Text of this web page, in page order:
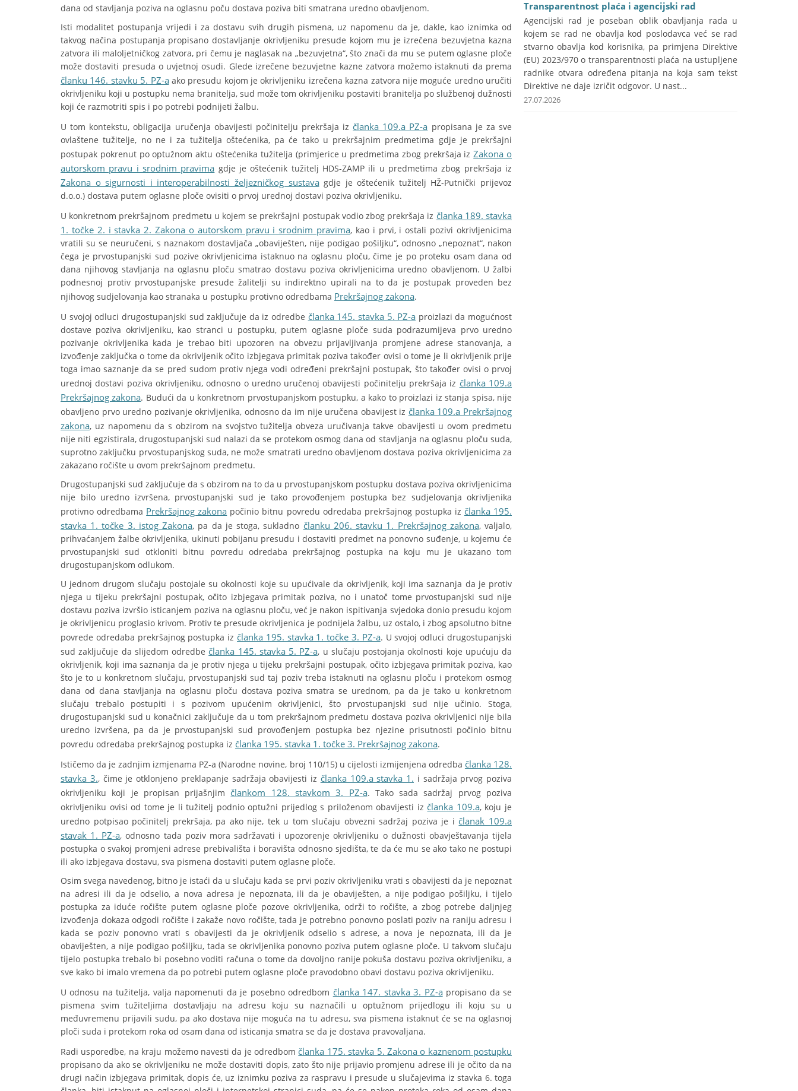
dana od stavljanja poziva na oglasnu poču dostava poziva biti smatrana uredno obavljenom.
Isti modalitet postupanja vrijedi i za dostavu svih drugih pismena, uz napomenu da je, dakle, kao iznimka od
takvog načina postupanja propisano dostavljanje okrivljeniku presude kojom mu je izrečena bezuvjetna kazna
zatvora ili maloljetničkog zatvora, pri čemu je naglasak na „bezuvjetna“, što znači da mu se putem oglasne ploče
može dostaviti presuda o uvjetnoj osudi. Glede izrečene bezuvjetne kazne zatvora možemo istaknuti da prema
članku 146. stavku 5. PZ-aako presudu kojom je okrivljeniku izrečena kazna zatvora nije moguće uredno uručiti
okrivljeniku koji u postupku nema branitelja, sud može tom okrivljeniku postaviti branitelja po službenoj dužnosti
koji će razmotriti spis i po potrebi podnijeti žalbu.
U tom kontekstu, obligacija uručenja obavijesti počinitelju prekršaja iz članka 109.a PZ-a propisana je za sve
ovlaštene tužitelje, no ne i za tužitelja oštećenika, pa će tako u prekršajnim predmetima gdje je prekršajni
postupak pokrenut po optužnom aktu oštećenika tužitelja (primjerice u predmetima zbog prekršaja izZakona o
autorskom pravu i srodnim pravima gdje je oštećenik tužitelj HDS-ZAMP ili u predmetima zbog prekršaja iz
Zakona o sigurnosti i interoperabilnosti željezničkog sustavagdje je oštećenik tužitelj HŽ-Putnički prijevoz
d.o.o.) dostava putem oglasne ploče ovisiti o prvoj urednoj dostavi poziva okrivljeniku.
U konkretnom prekršajnom predmetu u kojem se prekršajni postupak vodio zbog prekršaja iz članka 189. stavka
1. točke 2. i stavka 2. Zakona o autorskom pravu i srodnim pravima, kao i prvi, i ostali pozivi okrivljenicima
vratili su se neuručeni, s naznakom dostavljača „obaviješten, nije podigao pošiljku“, odnosno „nepoznat“, nakon
čega je prvostupanjski sud pozive okrivljenicima istaknuo na oglasnu ploču, čime je po proteku osam dana od
dana njihovog stavljanja na oglasnu ploču smatrao dostavu poziva okrivljenicima uredno obavljenom. U žalbi
podnesnoj protiv prvostupanjske presude žalitelji su indirektno upirali na to da je postupak proveden bez
njihovog sudjelovanja kao stranaka u postupku protivno odredbama Prekršajnog zakona.
U svojoj odluci drugostupanjski sud zaključuje da iz odredbe članka 145. stavka 5. PZ-a proizlazi da mogućnost
dostave poziva okrivljeniku, kao stranci u postupku, putem oglasne ploče suda podrazumijeva prvo uredno
pozivanje okrivljenika kada je trebao biti upozoren na obvezu prijavljivanja promjene adrese stanovanja, a
izvođenje zaključka o tome da okrivljenik očito izbjegava primitak poziva također ovisi o tome je li okrivljenik prije
toga imao saznanje da se pred sudom protiv njega vodi određeni prekršajni postupak, što također ovisi o prvoj
urednoj dostavi poziva okrivljeniku, odnosno o uredno uručenoj obavijesti počinitelju prekršaja iz članka 109.a
Prekršajnog zakona. Budući da u konkretnom prvostupanjskom postupku, a kako to proizlazi iz stanja spisa, nije
obavljeno prvo uredno pozivanje okrivljenika, odnosno da im nije uručena obavijest iz članka 109.a Prekršajnog
zakona, uz napomenu da s obzirom na svojstvo tužitelja obveza uručivanja takve obavijesti u ovom predmetu
nije niti egzistirala, drugostupanjski sud nalazi da se protekom osmog dana od stavljanja na oglasnu ploču suda,
suprotno zaključku prvostupanjskog suda, ne može smatrati uredno obavljenom dostava poziva okrivljenicima za
zakazano ročište u ovom prekršajnom predmetu.
Drugostupanjski sud zaključuje da s obzirom na to da u prvostupanjskom postupku dostava poziva okrivljenicima
nije bilo uredno izvršena, prvostupanjski sud je tako provođenjem postupka bez sudjelovanja okrivljenika
protivno odredbama Prekršajnog zakona počinio bitnu povredu odredaba prekršajnog postupka iz članka 195.
stavka 1. točke 3. istog Zakona, pa da je stoga, sukladno članku 206. stavku 1. Prekršajnog zakona, valjalo,
prihvaćanjem žalbe okrivljenika, ukinuti pobijanu presudu i dostaviti predmet na ponovno suđenje, u kojemu će
prvostupanjski sud otkloniti bitnu povredu odredaba prekršajnog postupka na koju mu je ukazano tom
drugostupanjskom odlukom.
U jednom drugom slučaju postojale su okolnosti koje su upućivale da okrivljenik, koji ima saznanja da je protiv
njega u tijeku prekršajni postupak, očito izbjegava primitak poziva, no i unatoč tome prvostupanjski sud nije
dostavu poziva izvršio isticanjem poziva na oglasnu ploču, već je nakon ispitivanja svjedoka donio presudu kojom
je okrivljenicu proglasio krivom. Protiv te presude okrivljenica je podnijela žalbu, uz ostalo, i zbog apsolutno bitne
povrede odredaba prekršajnog postupka iz članka 195. stavka 1. točke 3. PZ-a. U svojoj odluci drugostupanjski
sud zaključuje da slijedom odredbe članka 145. stavka 5. PZ-a, u slučaju postojanja okolnosti koje upućuju da
okrivljenik, koji ima saznanja da je protiv njega u tijeku prekršajni postupak, očito izbjegava primitak poziva, kao
što je to u konkretnom slučaju, prvostupanjski sud taj poziv treba istaknuti na oglasnu ploču i protekom osmog
dana od dana stavljanja na oglasnu ploču dostava poziva smatra se urednom, pa da je tako u konkretnom
slučaju trebalo postupiti i s pozivom upućenim okrivljenici, što prvostupanjski sud nije učinio. Stoga,
drugostupanjski sud u konačnici zaključuje da u tom prekršajnom predmetu dostava poziva okrivljenici nije bila
uredno izvršena, pa da je prvostupanjski sud provođenjem postupka bez njezine prisutnosti počinio bitnu
povredu odredaba prekršajnog postupka iz članka 195. stavka 1. točke 3. Prekršajnog zakona.
Ističemo da je zadnjim izmjenama PZ-a (Narodne novine, broj 110/15) u cijelosti izmijenjena odredba članka 128.
stavka 3., čime je otklonjeno preklapanje sadržaja obavijesti iz članka 109.a stavka 1. i sadržaja prvog poziva
okrivljeniku koji je propisan prijašnjim člankom 128. stavkom 3. PZ-a. Tako sada sadržaj prvog poziva
okrivljeniku ovisi od tome je li tužitelj podnio optužni prijedlog s priloženom obavijesti iz članka 109.a, koju je
uredno potpisao počinitelj prekršaja, pa ako nije, tek u tom slučaju obvezni sadržaj poziva je i članak 109.a
stavak 1. PZ-a, odnosno tada poziv mora sadržavati i upozorenje okrivljeniku o dužnosti obavještavanja tijela
postupka o svakoj promjeni adrese prebivališta i boravišta odnosno sjedišta, te da će mu se ako tako ne postupi
ili ako izbjegava dostavu, sva pismena dostaviti putem oglasne ploče.
Osim svega navedenog, bitno je istaći da u slučaju kada se prvi poziv okrivljeniku vrati s obavijesti da je nepoznat
na adresi ili da je odselio, a nova adresa je nepoznata, ili da je obaviješten, a nije podigao pošiljku, i tijelo
postupka za iduće ročište putem oglasne ploče pozove okrivljenika, održi to ročište, a zbog potrebe daljnjeg
izvođenja dokaza odgodi ročište i zakaže novo ročište, tada je potrebno ponovno poslati poziv na raniju adresu i
kada se poziv ponovno vrati s obavijesti da je okrivljenik odselio s adrese, a nova je nepoznata, ili da je
obaviješten, a nije podigao pošiljku, tada se okrivljenika ponovno poziva putem oglasne ploče. U takvom slučaju
tijelo postupka trebalo bi posebno voditi računa o tome da dovoljno ranije pokuša dostavu poziva okrivljeniku, a
sve kako bi imalo vremena da po potrebi putem oglasne ploče pravodobno obavi dostavu poziva okrivljeniku.
U odnosu na tužitelja, valja napomenuti da je posebno odredbom članka 147. stavka 3. PZ-apropisano da se
pismena svim tužiteljima dostavljaju na adresu koju su naznačili u optužnom prijedlogu ili koju su u
međuvremenu prijavili sudu, pa ako dostava nije moguća na tu adresu, sva pismena istaknut će se na oglasnoj
ploči suda i protekom roka od osam dana od isticanja smatra se da je dostava pravovaljana.
Radi usporedbe, na kraju možemo navesti da je odredbom članka 175. stavka 5. Zakona o kaznenom postupku
propisano da ako se okrivljeniku ne može dostaviti dopis, zato što nije prijavio promjenu adrese ili je očito da na
drugi način izbjegava primitak, dopis će, uz iznimku poziva za raspravu i presude u slučajevima iz stavka 6. toga
Transparentnost plaća i agencijski rad
Agencijski rad je poseban oblik obavljanja rada u
kojem se rad ne obavlja kod poslodavca već se rad
stvarno obavlja kod korisnika, pa primjena Direktive
(EU) 2023/970 o transparentnosti plaća na ustupljene
radnike otvara određena pitanja na koja sam tekst
Direktive ne daje izričit odgovor. U nast...
27.07.2026